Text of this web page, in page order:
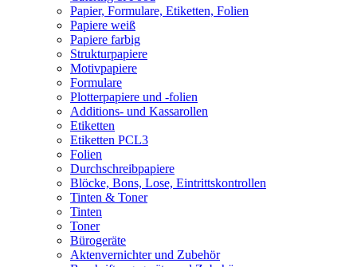
Papier, Formulare, Etiketten, Folien
Papiere weiß
Papiere farbig
Strukturpapiere
Motivpapiere
Formulare
Plotterpapiere und -folien
Additions- und Kassarollen
Etiketten
Etiketten PCL3
Folien
Durchschreibpapiere
Blöcke, Bons, Lose, Eintrittskontrollen
Tinten & Toner
Tinten
Toner
Bürogeräte
Aktenvernichter und Zubehör